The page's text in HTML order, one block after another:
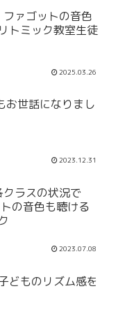
ファゴットの音色
トミック教室生徒
2025.03.26
お世話になりまし
2023.12.31
ラスの状況で
の音色も聴ける
2023.07.08
どものリズム感を